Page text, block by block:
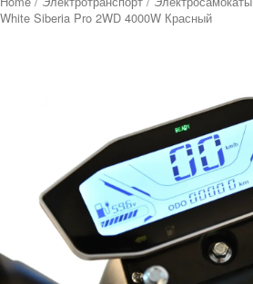
White Siberia Pro 2WD 4000W Красный